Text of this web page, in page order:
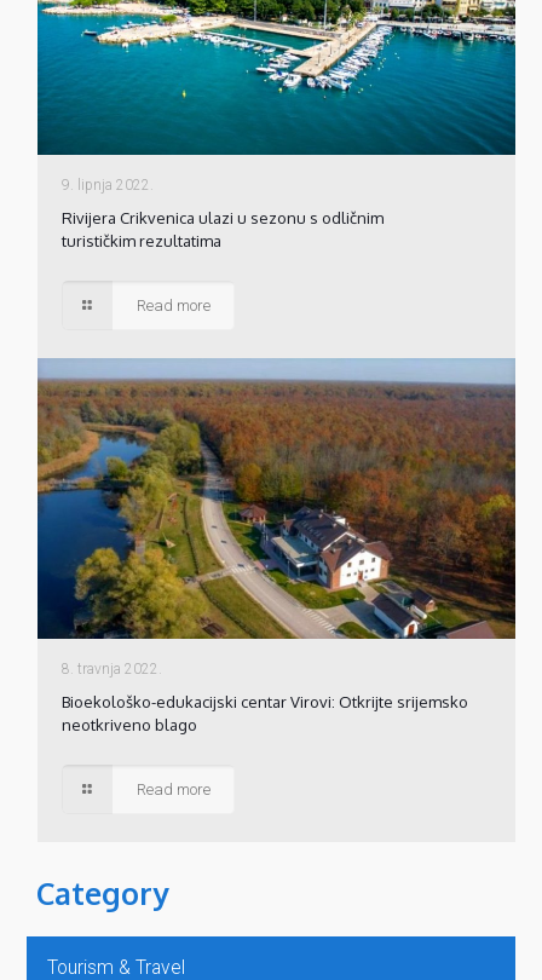
9. lipnja 2022.
Rivijera Crikvenica ulazi u sezonu s odličnim
turističkim rezultatima
Read more
8. travnja 2022.
Bioekološko-edukacijski centar Virovi: Otkrijte srijemsko
neotkriveno blago
Read more
Category
Tourism & Travel